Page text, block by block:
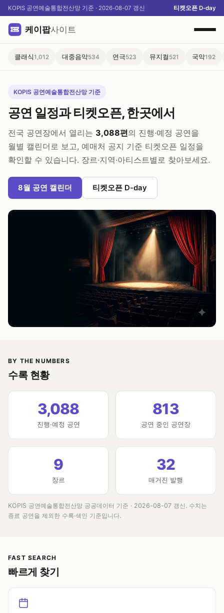
KOPIS 공연예술통합전산망 기준 · 2026-08-07 갱신 티켓오픈 D-day
클래식1,012 대중음악534 연극523 뮤지컬 521 국악192
KOPIS 공연예술통합전산망 기준
공연 일정과 티켓오픈, 한곳에서
전국 공연장에서 열리는 3,088편의 진행·예정 공연을
월별 캘린더로 보고, 예매처 공지 기준 티켓오픈 일정을
확인할 수 있습니다. 장르·지역·아티스트별로 찾아보세요.
8월 공연 캘린더 티켓오픈 D-day
BY THE NUMBERS
수록 현황
3,088
진행·예정 공연
813
공연 중인 공연장
9
장르
32
매거진 발행
KOPIS 공연예술통합전산망 공공데이터 기준 · 2026-08-07 갱신. 수치는
종료 공연을 제외한 수록·색인 기준입니다.
FAST SEARCH
빠르게 찾기